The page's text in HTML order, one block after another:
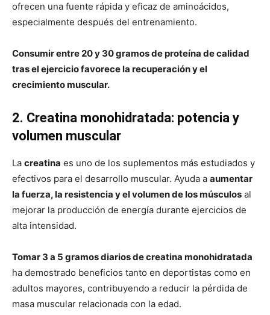
ofrecen una fuente rápida y eficaz de aminoácidos,
especialmente después del entrenamiento.
Consumir entre 20 y 30 gramos de proteína de calidad
tras el ejercicio favorece la recuperación y el
crecimiento muscular.
2. Creatina monohidratada: potencia y
volumen muscular
La creatina es uno de los suplementos más estudiados y
efectivos para el desarrollo muscular. Ayuda a aumentar
la fuerza, la resistencia y el volumen de los músculos al
mejorar la producción de energía durante ejercicios de
alta intensidad.
Tomar 3 a 5 gramos diarios de creatina monohidratada
ha demostrado beneficios tanto en deportistas como en
adultos mayores, contribuyendo a reducir la pérdida de
masa muscular relacionada con la edad.